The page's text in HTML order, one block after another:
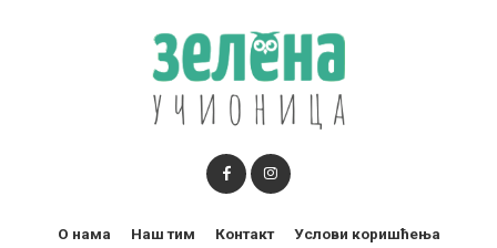
О нама Наш тим Контакт Услови коришћења